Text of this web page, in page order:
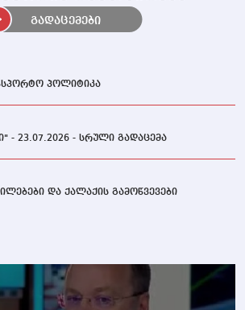
პოლიტიკა
- 23.07.2026 - სრული გადაცემა
და ქალაქის გამოწვევები
გადაცემები